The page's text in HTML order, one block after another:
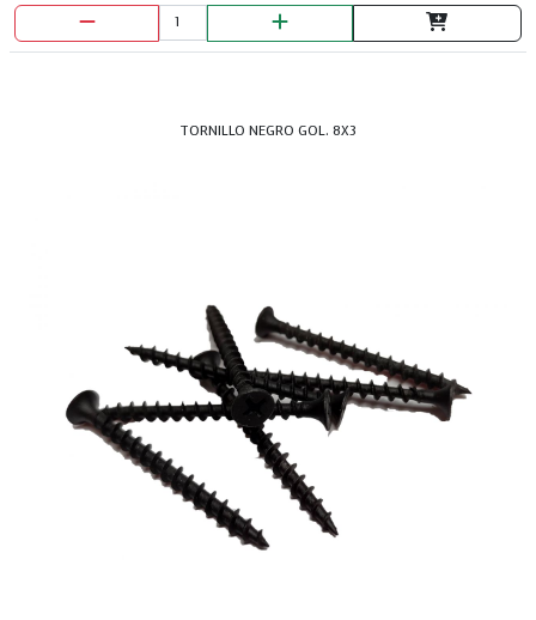
TORNILLO NEGRO GOL. 8X3